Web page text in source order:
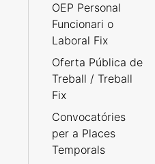
OEP Personal
Funcionari o
Laboral Fix
Oferta Pública de
Treball / Treball
Fix
Convocatóries
per a Places
Temporals